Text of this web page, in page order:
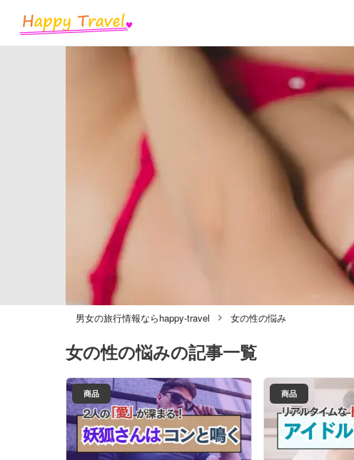
男女の旅行情報ならhappy-travel 女の性の悩み
女の性の悩みの記事一覧
商品 商品